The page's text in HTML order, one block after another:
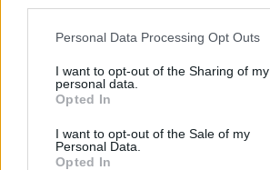
Personal Data Processing Opt Outs
I want to opt-out of the Sharing of my
personal data.
Opted In
I want to opt-out of the Sale of my
Personal Data.
Opted In
Máltai kaland 7.